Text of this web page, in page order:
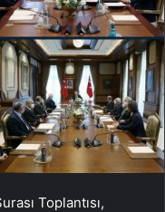
Toplantısı,